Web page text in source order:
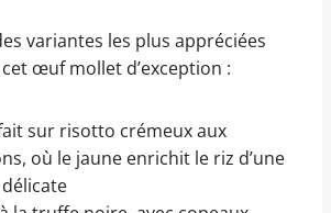
variantes les plus appréciées
œuf mollet d’exception :
sur risotto crémeux aux
où le jaune enrichit le riz d’une